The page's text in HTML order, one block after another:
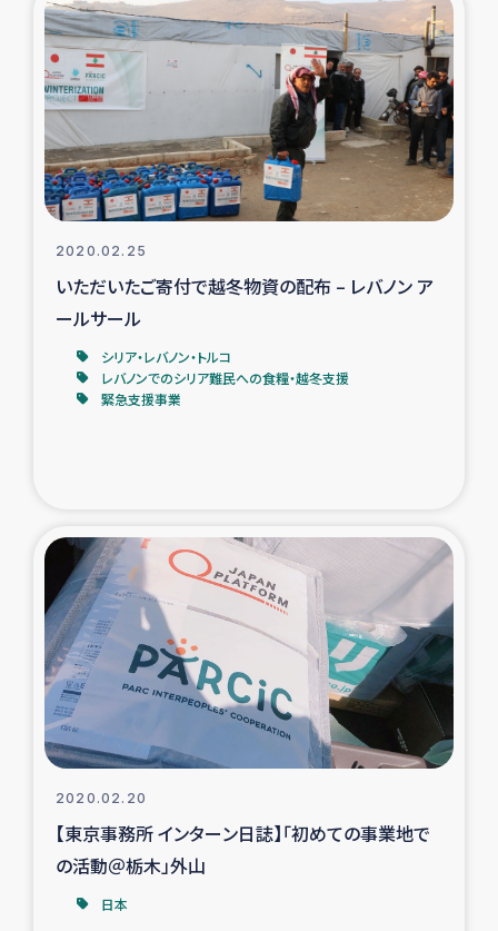
大雨による洪水被災者支援
カカオ生産者支援事業
シリア国内避難民・帰還民の生活再建支援
トルコにおけるシリア難民支援事業
インドネシア中部 スラウェシの地震・津波被災者支援
スリランカ ジャフナ県干物事業
スリランカの南北女性をつなぐサリー・リサイクル・プロ
ジェクト
復興支援事業
民際教育事業
ガザ人道支援
2020.02.25
いただいたご寄付で越冬物資の配布 – レバノン ア
ールサール
シリア・レバノン・トルコ
レバノンでのシリア難民への食糧・越冬支援
緊急支援事業
2020.02.20
【東京事務所 インターン日誌】「初めての事業地で
の活動＠栃木」外山
日本